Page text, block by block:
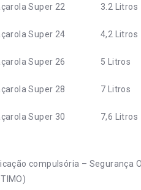
Super 22
Super 24
Super 26
Super 28
Super 30
3.2 Litros
4,2 Litros
5 Litros
7 Litros
7,6 Litros
compulsória – Segurança